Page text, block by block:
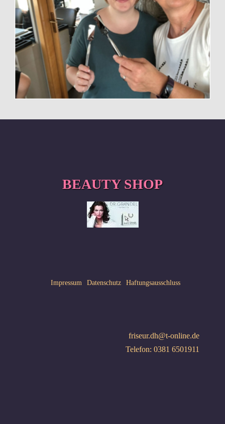
BEAUTY SHOP
Impressum Datenschutz Haftungsausschluss
friseur.dh@t-online.de
Telefon: 0381 6501911